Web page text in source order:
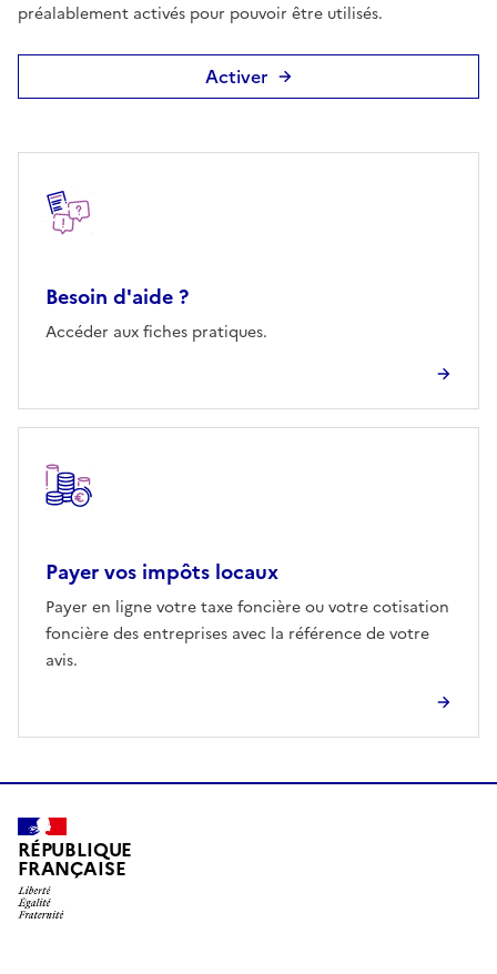
préalablement activés pour pouvoir être utilisés.
Activer
Autres rubriques
Besoin d'aide ?
Accéder aux fiches pratiques.
Payer vos impôts locaux
Payer en ligne votre taxe foncière ou votre cotisation
foncière des entreprises avec la référence de votre
avis.
RÉPUBLIQUE
FRANÇAISE